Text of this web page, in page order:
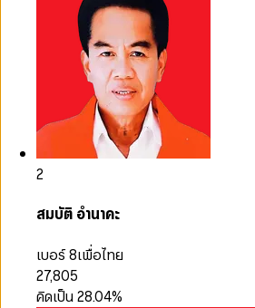
2
สมบัติ อำนาคะ
เบอร์ 8เพื่อไทย
27,805
คิดเป็น28.04%